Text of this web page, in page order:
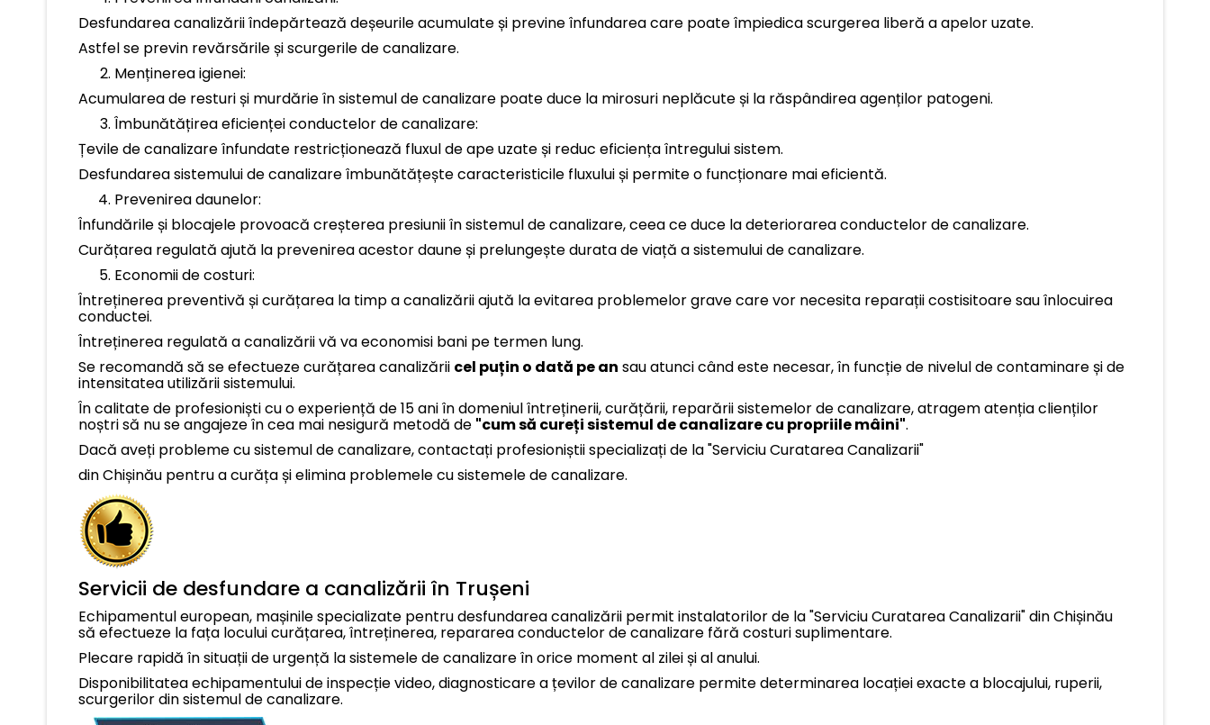
Desfundarea canalizării îndepărtează deșeurile acumulate și previne înfundarea care poate împiedica scurgerea liberă a apelor uzate.
Astfel se previn revărsările și scurgerile de canalizare.
Menținerea igienei:
Acumularea de resturi și murdărie în sistemul de canalizare poate duce la mirosuri neplăcute și la răspândirea agenților patogeni.
Îmbunătățirea eficienței conductelor de canalizare:
Țevile de canalizare înfundate restricționează fluxul de ape uzate și reduc eficiența întregului sistem.
Desfundarea sistemului de canalizare îmbunătățește caracteristicile fluxului și permite o funcționare mai eficientă.
Prevenirea daunelor:
Înfundările și blocajele provoacă creșterea presiunii în sistemul de canalizare, ceea ce duce la deteriorarea conductelor de canalizare.
Curățarea regulată ajută la prevenirea acestor daune și prelungește durata de viață a sistemului de canalizare.
Economii de costuri:
Întreținerea preventivă și curățarea la timp a canalizării ajută la evitarea problemelor grave care vor necesita reparații costisitoare sau înlocuirea
conductei.
Întreținerea regulată a canalizării vă va economisi bani pe termen lung.
Se recomandă să se efectueze curățarea canalizării cel puțin o dată pe an sau atunci când este necesar, în funcție de nivelul de contaminare și de
intensitatea utilizării sistemului.
În calitate de profesioniști cu o experiență de 15 ani în domeniul întreținerii, curățării, reparării sistemelor de canalizare, atragem atenția clienților
noștri să nu se angajeze în cea mai nesigură metodă de "cum să cureți sistemul de canalizare cu propriile mâini".
Dacă aveți probleme cu sistemul de canalizare, contactați profesioniștii specializați de la "Serviciu Curatarea Canalizarii"
din Chișinău pentru a curăța și elimina problemele cu sistemele de canalizare.
Servicii de desfundare a canalizării în Trușeni
Echipamentul european, mașinile specializate pentru desfundarea canalizării permit instalatorilor de la "Serviciu Curatarea Canalizarii" din Chișinău
să efectueze la fața locului curățarea, întreținerea, repararea conductelor de canalizare fără costuri suplimentare.
Plecare rapidă în situații de urgență la sistemele de canalizare în orice moment al zilei și al anului.
Disponibilitatea echipamentului de inspecție video, diagnosticare a țevilor de canalizare permite determinarea locației exacte a blocajului, ruperii,
scurgerilor din sistemul de canalizare.